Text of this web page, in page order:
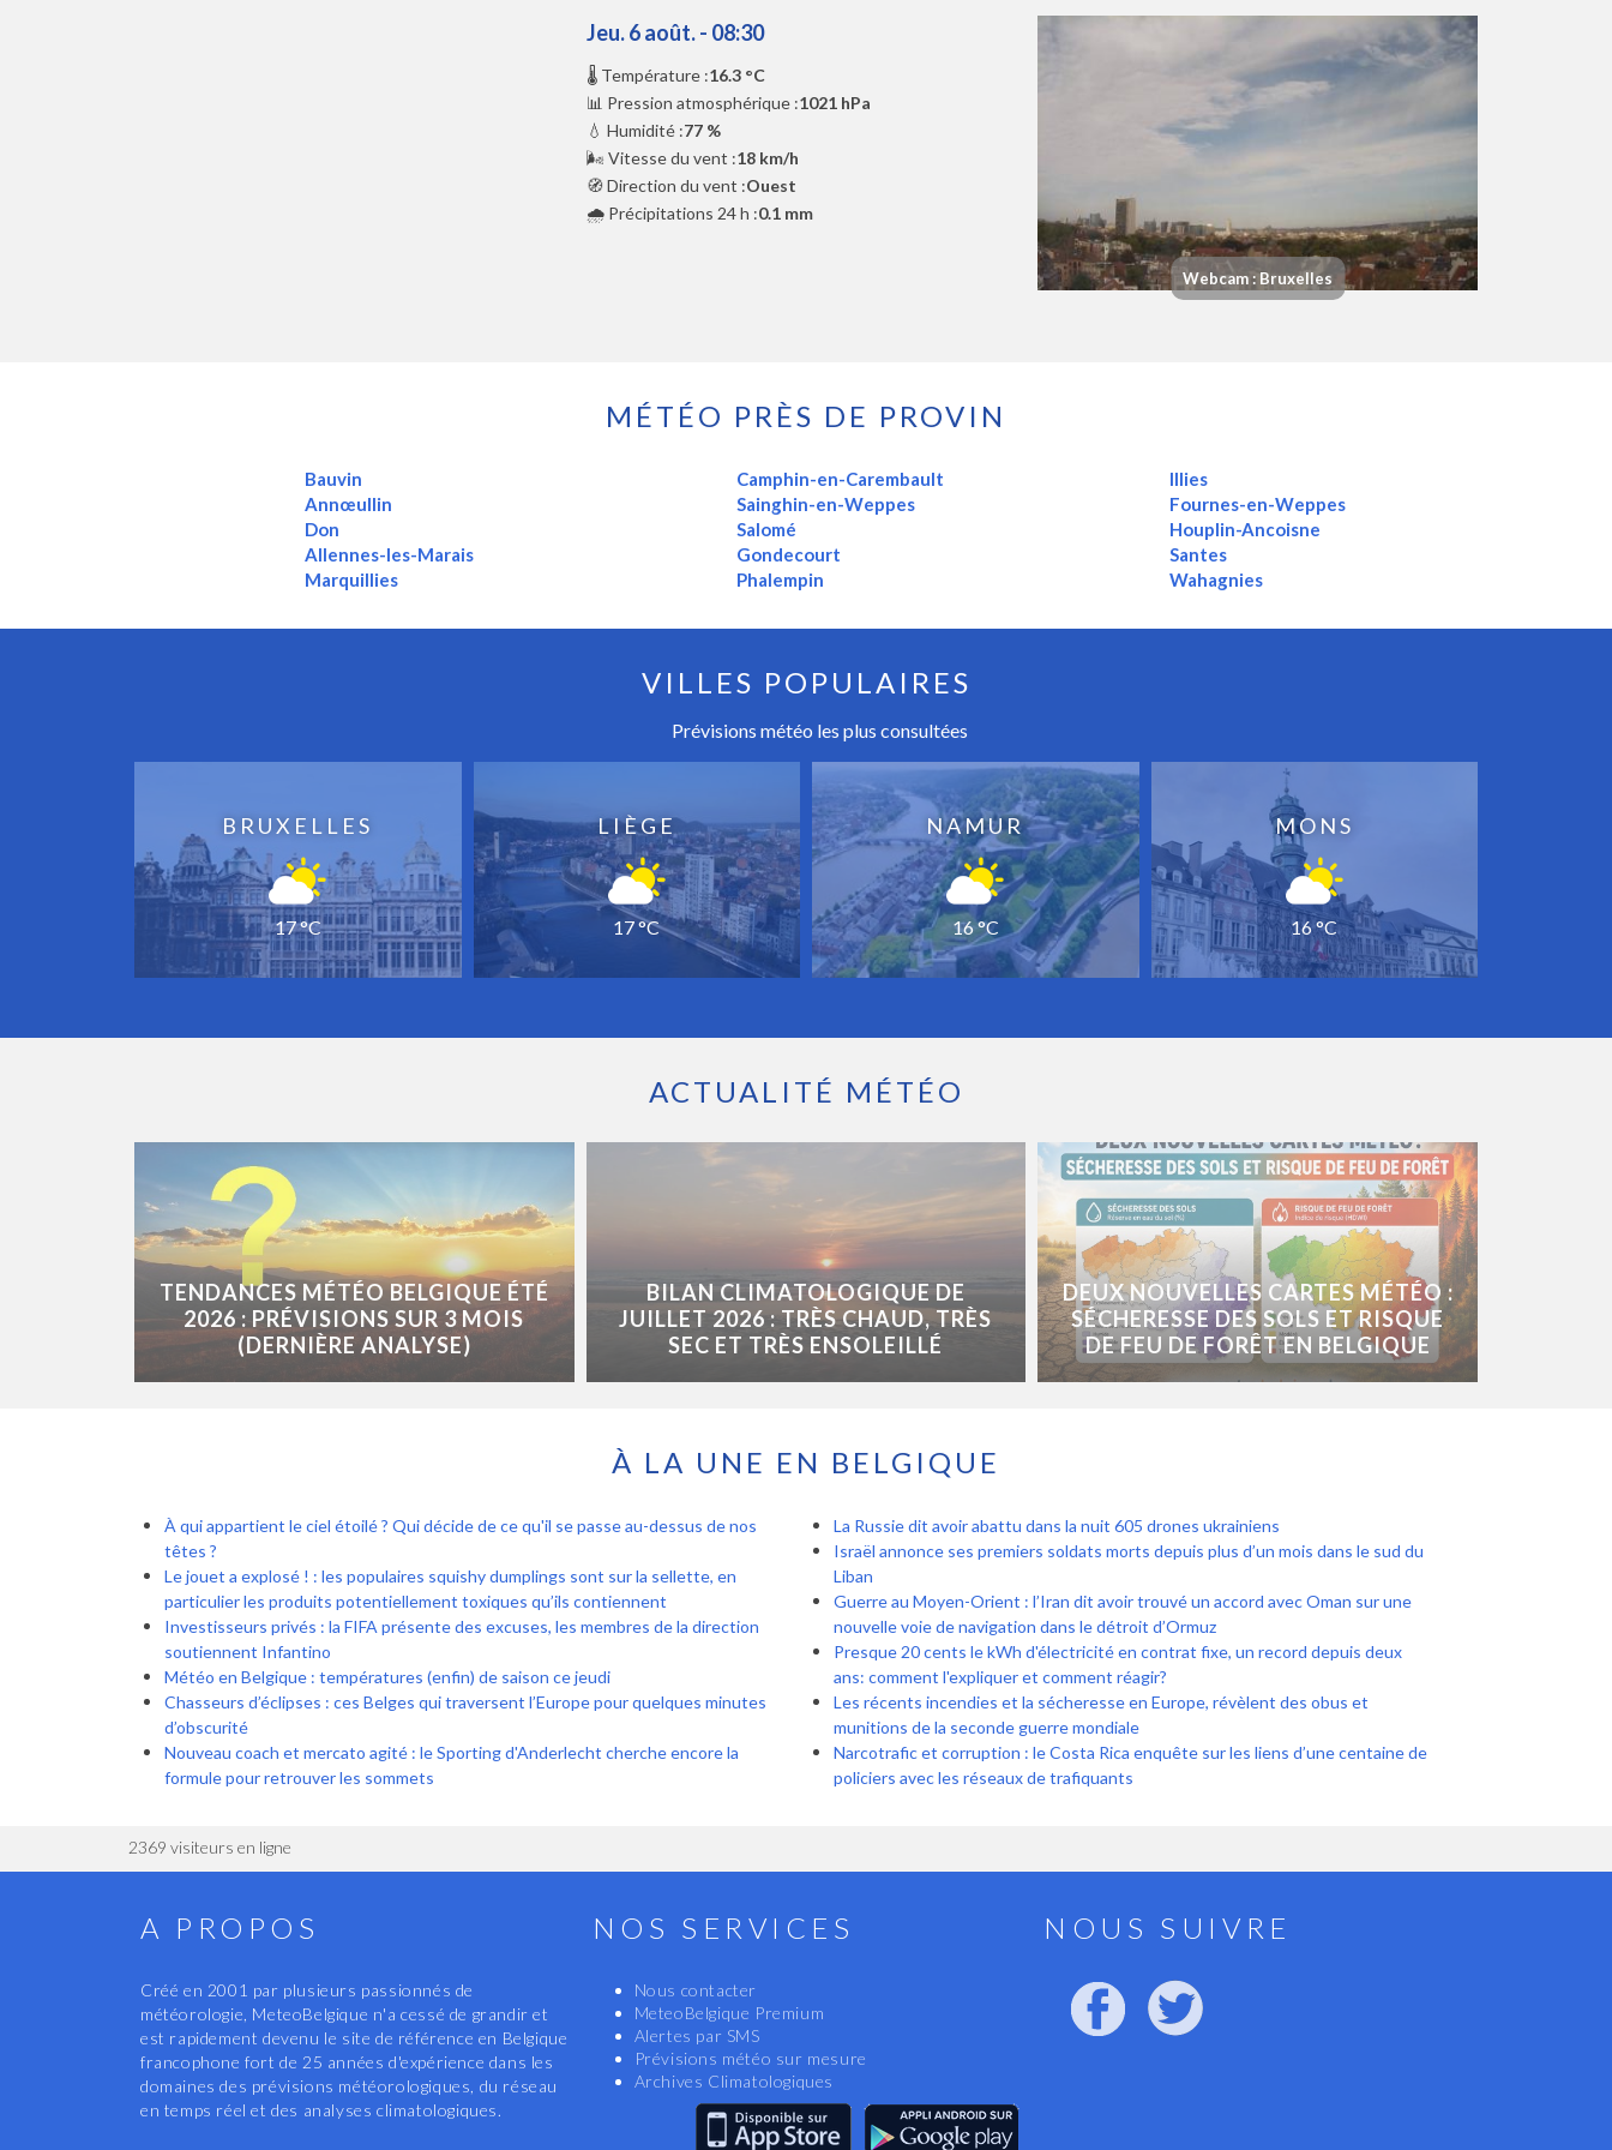
Jeu. 6 août. - 08:30
🌡️ Température :16.3 °C
📊 Pression atmosphérique :1021 hPa
💧 Humidité :77 %
🌬️ Vitesse du vent :18 km/h
🧭 Direction du vent :Ouest
🌧️ Précipitations 24 h :0.1 mm
Webcam : Bruxelles
MÉTÉO PRÈS DE PROVIN
Bauvin
Annœullin
Don
Allennes-les-Marais
Marquillies
Camphin-en-Carembault
Sainghin-en-Weppes
Salomé
Gondecourt
Phalempin
Illies
Fournes-en-Weppes
Houplin-Ancoisne
Santes
Wahagnies
VILLES POPULAIRES
Prévisions météo les plus consultées
BRUXELLES
17 °C
LIÈGE
17 °C
NAMUR
16 °C
MONS
16 °C
ACTUALITÉ MÉTÉO
TENDANCES MÉTÉO BELGIQUE ÉTÉ
2026 : PRÉVISIONS SUR 3 MOIS
(DERNIÈRE ANALYSE)
BILAN CLIMATOLOGIQUE DE
JUILLET 2026 : TRÈS CHAUD, TRÈS
SEC ET TRÈS ENSOLEILLÉ
DEUX NOUVELLES CARTES MÉTÉO :
SÉCHERESSE DES SOLS ET RISQUE
DE FEU DE FORÊT EN BELGIQUE
À LA UNE EN BELGIQUE
À qui appartient le ciel étoilé ? Qui décide de ce qu'il se passe au-dessus de nos
têtes ?
Le jouet a explosé ! : les populaires squishy dumplings sont sur la sellette, en
particulier les produits potentiellement toxiques qu’ils contiennent
Investisseurs privés : la FIFA présente des excuses, les membres de la direction
soutiennent Infantino
Météo en Belgique : températures (enfin) de saison ce jeudi
Chasseurs d’éclipses : ces Belges qui traversent l’Europe pour quelques minutes
d’obscurité
Nouveau coach et mercato agité : le Sporting d'Anderlecht cherche encore la
formule pour retrouver les sommets
La Russie dit avoir abattu dans la nuit 605 drones ukrainiens
Israël annonce ses premiers soldats morts depuis plus d’un mois dans le sud du
Liban
Guerre au Moyen-Orient : l’Iran dit avoir trouvé un accord avec Oman sur une
nouvelle voie de navigation dans le détroit d’Ormuz
Presque 20 cents le kWh d'électricité en contrat fixe, un record depuis deux
ans: comment l'expliquer et comment réagir?
Les récents incendies et la sécheresse en Europe, révèlent des obus et
munitions de la seconde guerre mondiale
Narcotrafic et corruption : le Costa Rica enquête sur les liens d’une centaine de
policiers avec les réseaux de trafiquants
2369 visiteurs en ligne
A PROPOS
Créé en 2001 par plusieurs passionnés de
météorologie, MeteoBelgique n'a cessé de grandir et
est rapidement devenu le site de référence en Belgique
francophone fort de 25 années d'expérience dans les
domaines des prévisions météorologiques, du réseau
en temps réel et des analyses climatologiques.
NOS SERVICES
Nous contacter
MeteoBelgique Premium
Alertes par SMS
Prévisions météo sur mesure
Archives Climatologiques
NOUS SUIVRE